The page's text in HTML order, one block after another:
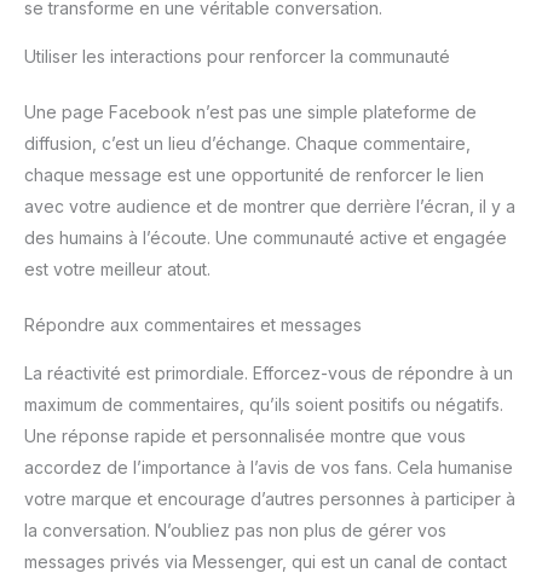
n'avez pas besoin d'utiliser la
les accoudoirs et pousser la
chaise sous la table pour
Assembler: Cette chaise de
bureau est très facile à
installer, seulement 6 étapes,
et est livrée avec toutes les
pièces nécessaires et un
une personne peut terminer
l'installation en seulement 15
minutes !
montage : dimensions totales : 56 x 59 x 90/100 cm.
garanti) pour un montage facile et rapide.
se transforme en une véritable conversation.
Utiliser les interactions pour renforcer la communauté
Une page Facebook n’est pas une simple plateforme de
diffusion, c’est un lieu d’échange. Chaque commentaire,
chaque message est une opportunité de renforcer le lien
avec votre audience et de montrer que derrière l’écran, il y a
des humains à l’écoute. Une communauté active et engagée
est votre meilleur atout.
Répondre aux commentaires et messages
La réactivité est primordiale. Efforcez-vous de répondre à un
maximum de commentaires, qu’ils soient positifs ou négatifs.
Une réponse rapide et personnalisée montre que vous
accordez de l’importance à l’avis de vos fans. Cela humanise
votre marque et encourage d’autres personnes à participer à
la conversation. N’oubliez pas non plus de gérer vos
messages privés via Messenger, qui est un canal de contact